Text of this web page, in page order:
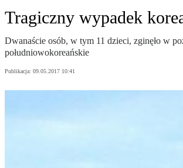
Tragiczny wypadek
Dwanaście osób, w tym 11 dzieci, zginęło w
południowokoreańskie
Publikacja: 09.05.2017 10:41